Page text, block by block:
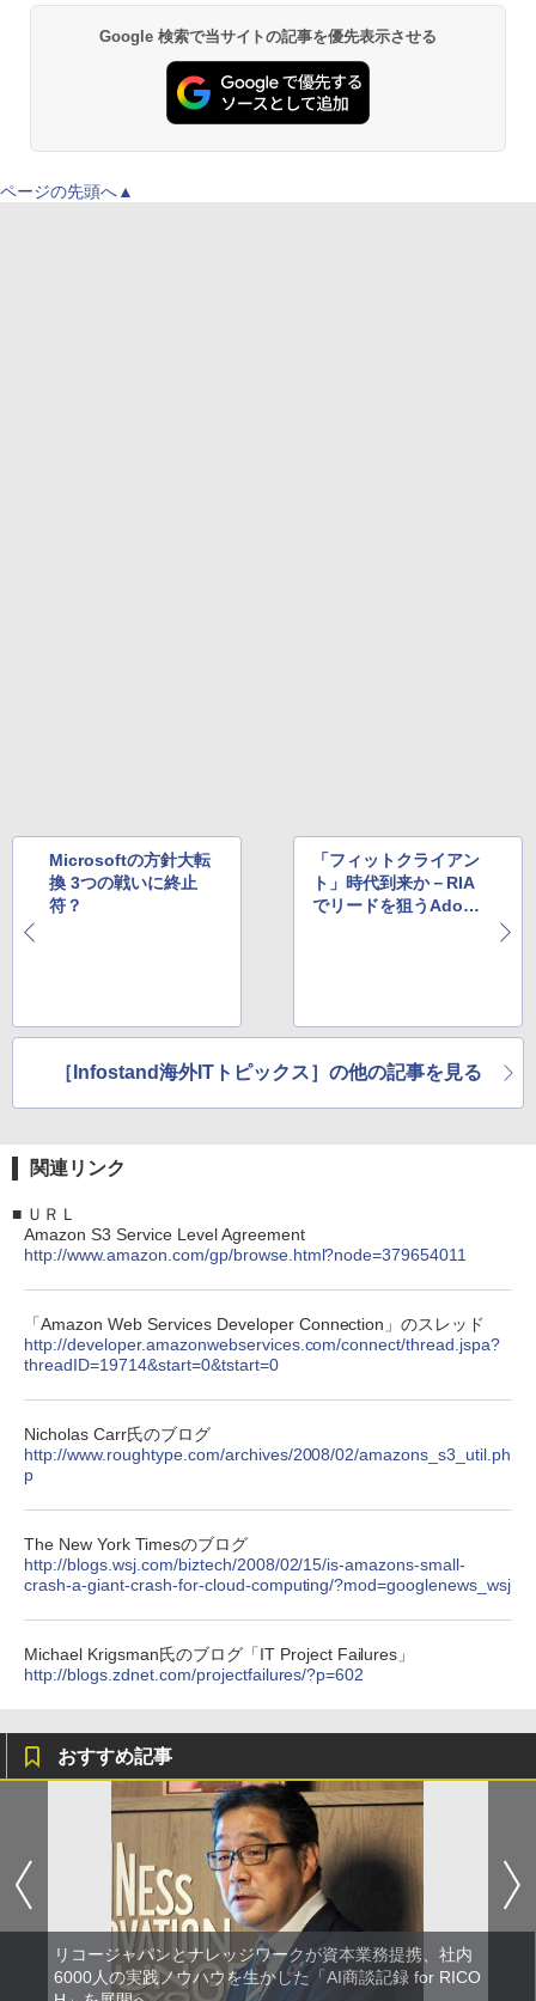
Google 検索で当サイトの記事を優先表示させる
ページの先頭へ▲
Microsoftの方針大転
換 3つの戦いに終止
符？
「フィットクライアン
ト」時代到来か－RIA
でリードを狙うAdobe
［Infostand海外ITトピックス］の他の記事を見る
関連リンク
■ ＵＲＬ
Amazon S3 Service Level Agreement
http://www.amazon.com/gp/browse.html?node=379654011
「Amazon Web Services Developer Connection」のスレッド
http://developer.amazonwebservices.com/connect/thread.jspa?
threadID=19714&start=0&tstart=0
Nicholas Carr氏のブログ
http://www.roughtype.com/archives/2008/02/amazons_s3_util.ph
p
The New York Timesのブログ
http://blogs.wsj.com/biztech/2008/02/15/is-amazons-small-
crash-a-giant-crash-for-cloud-computing/?mod=googlenews_wsj
Michael Krigsman氏のブログ「IT Project Failures」
http://blogs.zdnet.com/projectfailures/?p=602
おすすめ記事
リコージャパンとナレッジワークが資本業務提携、社内
6000人の実践ノウハウを生かした「AI商談記録 for RICO